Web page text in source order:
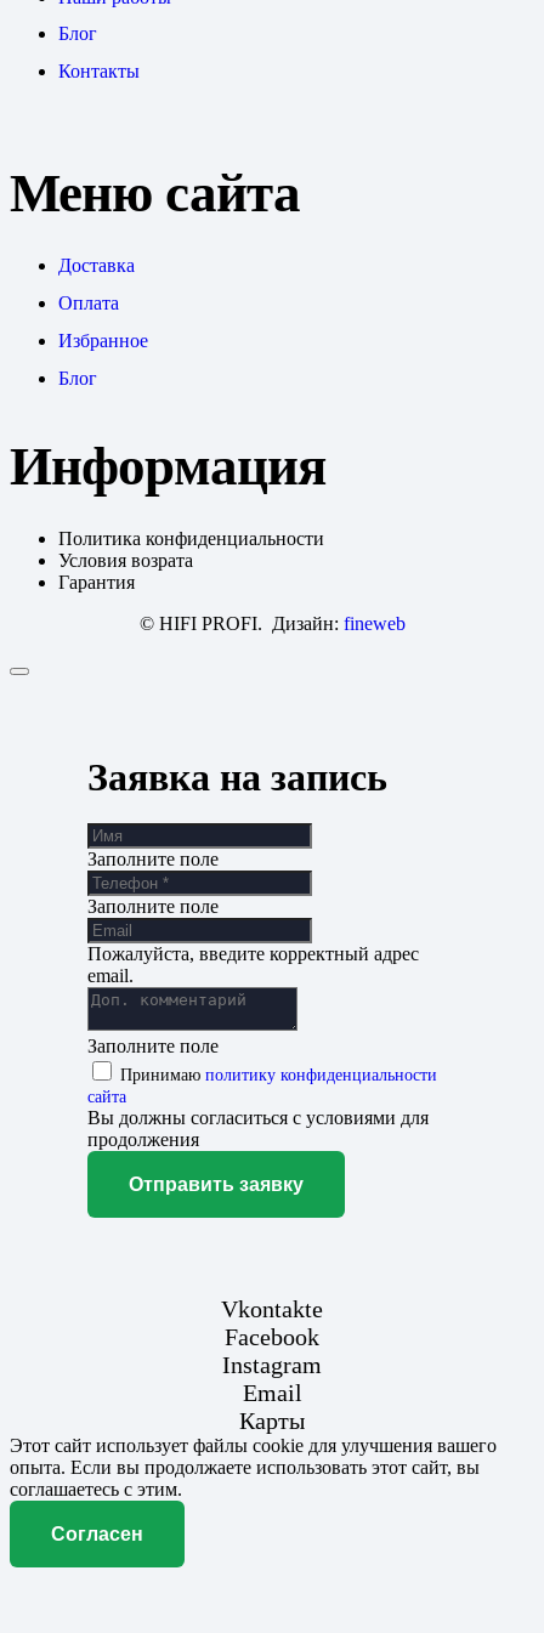
Блог
Контакты
Меню сайта
Доставка
Оплата
Избранное
Блог
Информация
Политика конфиденциальности
Условия возрата
Гарантия
© HIFI PROFI. Дизайн: fineweb
Заявка на запись
Заполните поле
Заполните поле
Пожалуйста, введите корректный адрес
email.
Заполните поле
Принимаю политику конфиденциальности
сайта
Вы должны согласиться с условиями для
продолжения
Отправить заявку
Vkontakte
Facebook
Instagram
Email
Карты
Этот сайт использует файлы cookie для улучшения вашего
опыта. Если вы продолжаете использовать этот сайт, вы
соглашаетесь с этим.
Согласен